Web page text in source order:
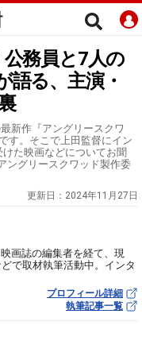
公務員と7人の
語る、主演・
新作『アングリースクワ
す。そこで上田監督にイン
た映画などについてお聞
ングリースクワッド製作委
更新日： 2024年11月27日
画誌の編集者を経て、現
で取材執筆活動中。インタ
プロフィール詳細
執筆記事一覧